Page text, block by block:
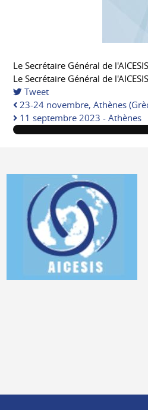
Le Secrétaire Général de
Le Secrétaire Général de
Tweet
pinterest
23-24 novembre, Athènes
11 septembre 2023 - Athènes